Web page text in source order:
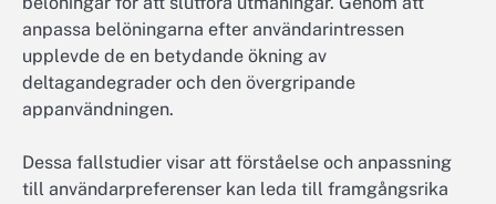
anpassa belöningarna efter användarintressen
upplevde de en betydande ökning av
deltagandegrader och den övergripande
appanvändningen.
Dessa fallstudier visar att förståelse och anpassning
till användarpreferenser kan leda till framgångsrika